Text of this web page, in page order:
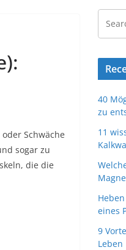
Schwäche
sogar zu
die die
40
zu
11
eines
9
Leben